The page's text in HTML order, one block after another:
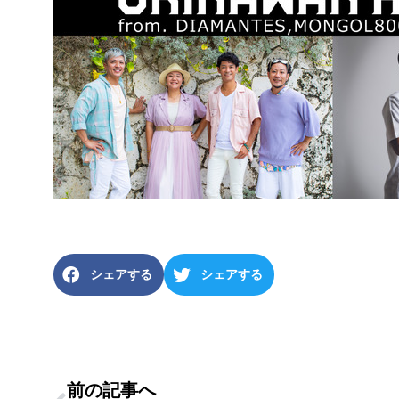
シェアする シェアする
前の記事へ